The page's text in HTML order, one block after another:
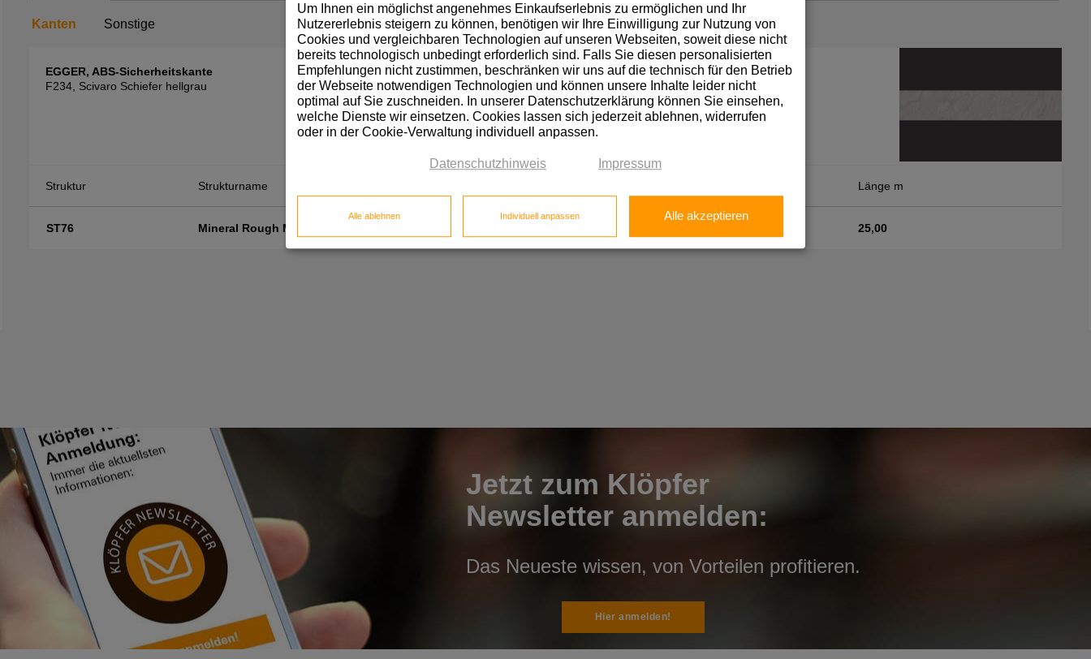
Kanten Sonstige
EGGER, ABS-Sicherheitskante
F234, Scivaro Schiefer hellgrau
Struktur Strukturname Länge m
ST76 Mineral Rough Matt 25,00
Jetzt zum Klöpfer
Newsletter anmelden:
Das Neueste wissen, von Vorteilen profitieren.
Hier anmelden!
Um Ihnen ein möglichst angenehmes Einkaufserlebnis zu ermöglichen und Ihr
Nutzererlebnis steigern zu können, benötigen wir Ihre Einwilligung zur Nutzung von
Cookies und vergleichbaren Technologien auf unseren Webseiten, soweit diese nicht
bereits technologisch unbedingt erforderlich sind. Falls Sie diesen personalisierten
Empfehlungen nicht zustimmen, beschränken wir uns auf die technisch für den Betrieb
der Webseite notwendigen Technologien und können unsere Inhalte leider nicht
optimal auf Sie zuschneiden. In unserer Datenschutzerklärung können Sie einsehen,
welche Dienste wir einsetzen. Cookies lassen sich jederzeit ablehnen, widerrufen
oder in der Cookie-Verwaltung individuell anpassen.
Datenschutzhinweis Impressum
Alle ablehnen Individuell anpassen Alle akzeptieren